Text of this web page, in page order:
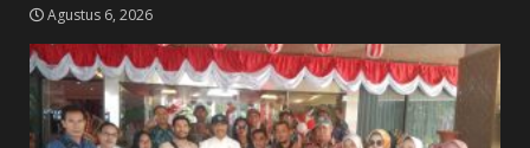
Agustus 6, 2026